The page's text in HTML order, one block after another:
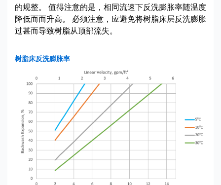
的规整。 值得注意的是，相同流速下反洗膨胀率随温度
降低而而升高。 必须注意，应避免将树脂床层反洗膨胀
过甚而导致树脂从顶部流失。
树脂床反洗膨胀率